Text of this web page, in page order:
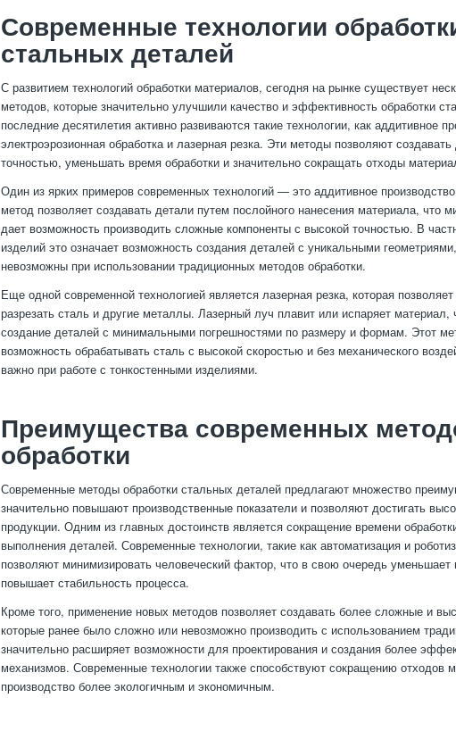
Современные технологии
стальных деталей
С развитием технологий обработки материалов, сегодня на рынке существует
методов, которые значительно улучшили качество и эффективность обработки
последние десятилетия активно развиваются такие технологии, как аддитивное
электроэрозионная обработка и лазерная резка. Эти методы позволяют
точностью, уменьшать время обработки и значительно сокращать отходы
Один из ярких примеров современных технологий — это аддитивное
метод позволяет создавать детали путем послойного нанесения материала, что
дает возможность производить сложные компоненты с высокой точностью. В
изделий это означает возможность создания деталей с уникальными
невозможны при использовании традиционных методов обработки.
Еще одной современной технологией является лазерная резка, которая
разрезать сталь и другие металлы. Лазерный луч плавит или испаряет
создание деталей с минимальными погрешностями по размеру и формам. Этот
возможность обрабатывать сталь с высокой скоростью и без механического
важно при работе с тонкостенными изделиями.
Преимущества современных
обработки
Современные методы обработки стальных деталей предлагают множество
значительно повышают производственные показатели и позволяют достигать
продукции. Одним из главных достоинств является сокращение времени
выполнения деталей. Современные технологии, такие как автоматизация и
позволяют минимизировать человеческий фактор, что в свою очередь уменьшает
повышает стабильность процесса.
Кроме того, применение новых методов позволяет создавать более сложные и
которые ранее было сложно или невозможно производить с использованием
значительно расширяет возможности для проектирования и создания более
механизмов. Современные технологии также способствуют сокращению отходов
производство более экологичным и экономичным.